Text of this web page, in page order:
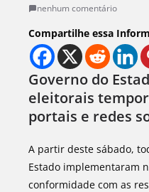
nenhum comentário
Compartilhe essa
Governo do
eleitorais
portais e redes
A partir deste sábado,
Estado implementaram
conformidade com as